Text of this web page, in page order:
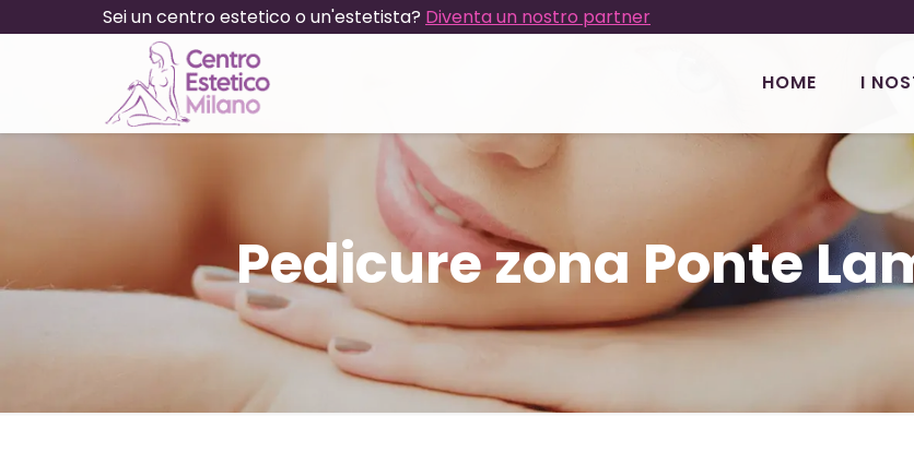
Sei un centro estetico o un'estetista? Diventa un nostro partner
HOME I
Pedicure zona Ponte